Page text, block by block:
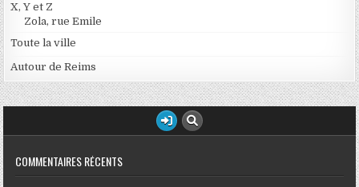
X, Y et Z
Zola, rue Emile
Toute la ville
Autour de Reims
COMMENTAIRES RÉCENTS